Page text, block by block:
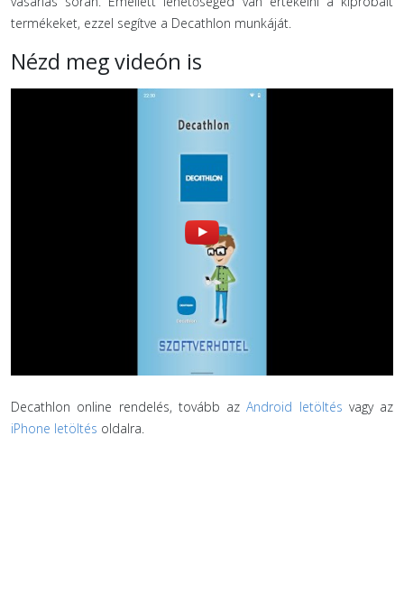
termékeket, ezzel segítve a Decathlon munkáját.
Nézd meg videón is
Decathlon online rendelés, tovább azAndroid letöltés vagy az
iPhone letöltés oldalra.